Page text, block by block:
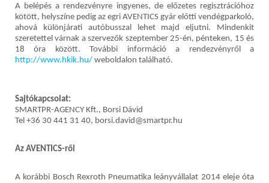
A belépés a rendezvényre ingyenes, de előzetes regisztrációhoz
kötött, helyszíne pedig az egri AVENTICS gyár előtti vendégparkoló,
ahová különjárati autóbusszal lehet majd eljutni. Mindenkit
szeretettel várnak a szervezők szeptember 25-én, pénteken, 15 és
18 óra között. További információ a rendezvényről a
http://www.hkik.hu/ weboldalon található.
Sajtókapcsolat:
SMARTPR-AGENCY Kft., Borsi Dávid
Tel +36 30 441 31 40, borsi.david@smartpr.hu
Az AVENTICS-ről
A korábbi Bosch Rexroth Pneumatika leányvállalat 2014 eleje óta